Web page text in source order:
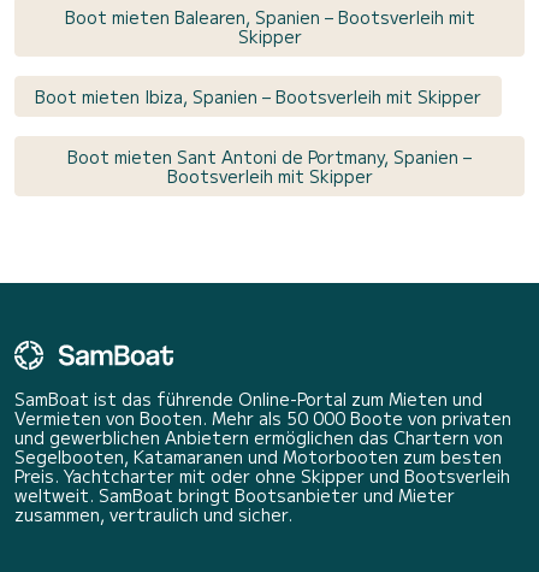
Boot mieten Balearen, Spanien – Bootsverleih mit
Skipper
Boot mieten Ibiza, Spanien – Bootsverleih mit Skipper
Boot mieten Sant Antoni de Portmany, Spanien –
Bootsverleih mit Skipper
SamBoat ist das führende Online-Portal zum Mieten und
Vermieten von Booten. Mehr als 50 000 Boote von privaten
und gewerblichen Anbietern ermöglichen das Chartern von
Segelbooten, Katamaranen und Motorbooten zum besten
Preis. Yachtcharter mit oder ohne Skipper und Bootsverleih
weltweit. SamBoat bringt Bootsanbieter und Mieter
zusammen, vertraulich und sicher.